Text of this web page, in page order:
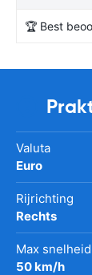
🏆 Best
Valuta
Euro
Rijrichting
Rechts
Max
50 km/h